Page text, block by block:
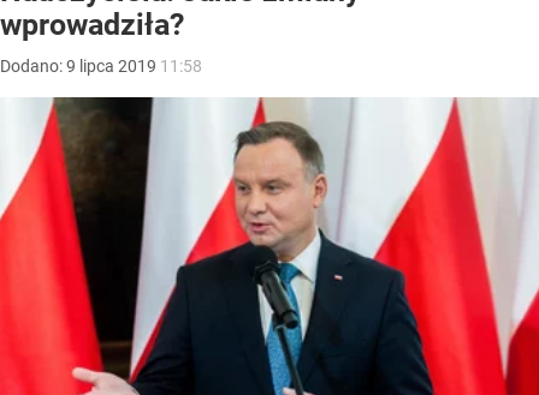
wprowadziła?
Dodano:9 lipca 2019 11:58